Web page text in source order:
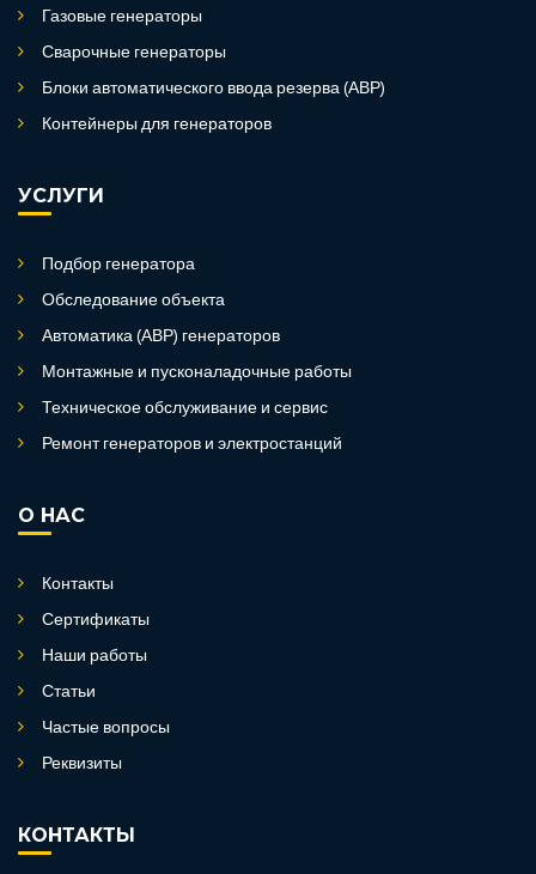
Газовые генераторы
Сварочные генераторы
Блоки автоматического ввода резерва (АВР)
Контейнеры для генераторов
УСЛУГИ
Подбор генератора
Обследование объекта
Автоматика (АВР) генераторов
Монтажные и пусконаладочные работы
Техническое обслуживание и сервис
Ремонт генераторов и электростанций
О НАС
Контакты
Сертификаты
Наши работы
Статьи
Частые вопросы
Реквизиты
КОНТАКТЫ